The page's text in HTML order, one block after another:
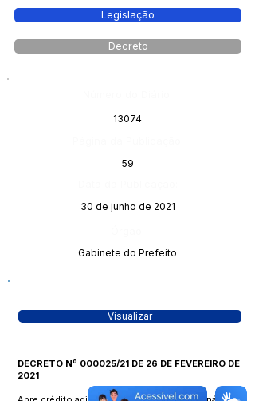
Legislação
Decreto
13074
59
30 de junho de 2021
Gabinete do Prefeito
Visualizar
DECRETO Nº 000025/21 DE 26 DE FEVEREIRO DE
2021